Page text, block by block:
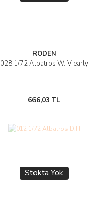
RODEN
028 1/72 Albatros W.IV early
666,03 TL
Stokta Yok